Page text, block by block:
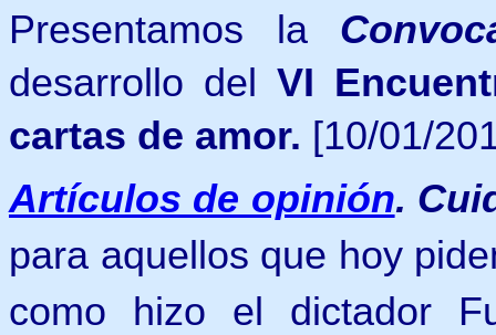
Presentamos la
desarrollo del VI
cartas de amor. [10/01/
Artículos de opinión.
para aquellos que hoy
como hizo el dictador